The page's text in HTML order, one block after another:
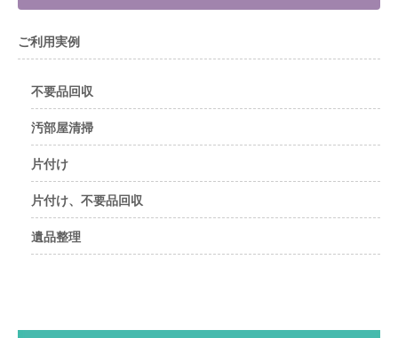
ご利用実例
不要品回収
汚部屋清掃
片付け
片付け、不要品回収
遺品整理